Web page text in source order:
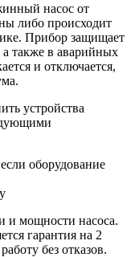
насос от
либо происходит
Прибор защищает
также в аварийных
и отключается,
устройства
оборудование
и мощности насоса.
гарантия на 2
без отказов.